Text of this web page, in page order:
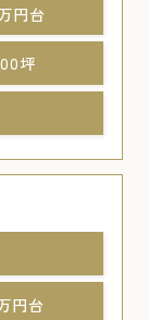
円台
坪
円台